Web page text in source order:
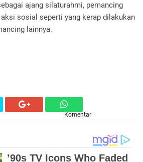
ajang silaturahmi, pemancing
sosial seperti yang kerap dilakukan
lainnya.
Komentar